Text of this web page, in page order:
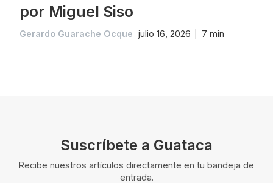
por Miguel Siso
Gerardo Guarache Ocque julio 16, 2026 7 min
Suscríbete a Guataca
Recibe nuestros artículos directamente en tu bandeja de
entrada.